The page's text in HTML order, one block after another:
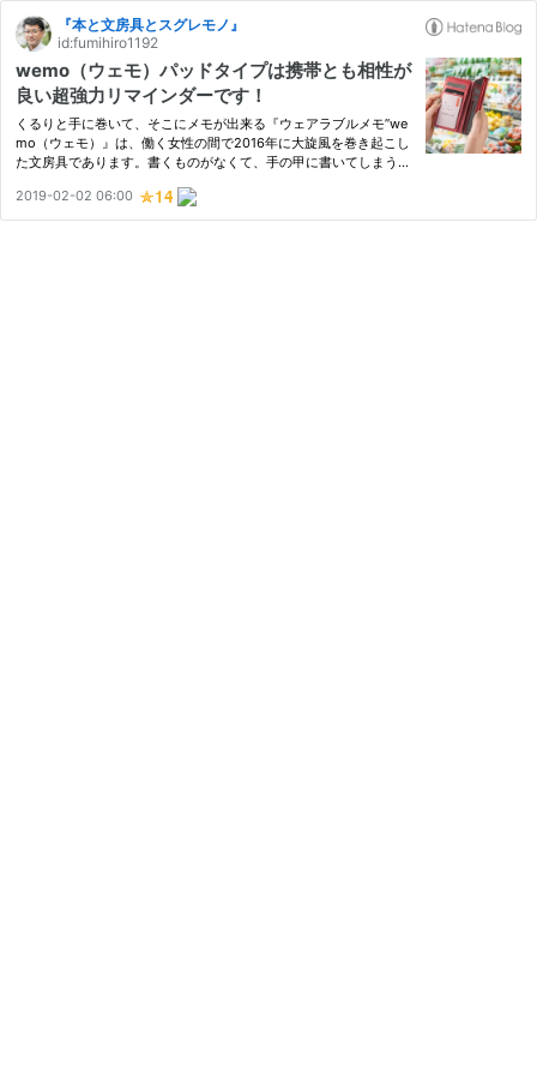
『本と文房具とスグレモノ』
id:fumihiro1192
wemo（ウェモ）パッドタイプは携帯とも相性が
良い超強力リマインダーです！
くるりと手に巻いて、そこにメモが出来る『ウェアラブルメモ”we
mo（ウェモ）』は、働く女性の間で2016年に大旋風を巻き起こし
た文房具であります。書くものがなくて、手の甲に書いてしまう人
保育士として働く娘は、未だに手の甲に書いたりしてます。そこに
書…
2019-02-02 06:00